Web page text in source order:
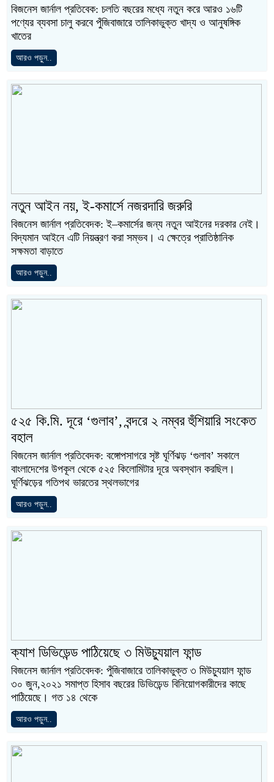
বিজনেস জার্নাল প্রতিবেক: চলতি বছরের মধ্যে নতুন করে আরও ১৬টি
পণ্যের ব্যবসা চালু করবে পুঁজিবাজারে তালিকাভুক্ত খাদ্য ও আনুষঙ্গিক
খাতের
আরও পড়ুন..
নতুন আইন নয়, ই-কমার্সে নজরদারি জরুরি
বিজনেস জার্নাল প্রতিবেদক: ই–কমার্সের জন্য নতুন আইনের দরকার নেই।
বিদ্যমান আইনে এটি নিয়ন্ত্রণ করা সম্ভব। এ ক্ষেত্রে প্রাতিষ্ঠানিক
সক্ষমতা বাড়াতে
আরও পড়ুন..
৫২৫ কি.মি. দূরে ‘গুলাব’, বন্দরে ২ নম্বর হুঁশিয়ারি সংকেত
বহাল
বিজনেস জার্নাল প্রতিবেদক: বঙ্গোপসাগরে সৃষ্ট ঘূর্ণিঝড় ‘গুলাব’ সকালে
বাংলাদেশের উপকূল থেকে ৫২৫ কিলোমিটার দূরে অবস্থান করছিল।
ঘূর্ণিঝড়ের গতিপথ ভারতের স্থলভাগের
আরও পড়ুন..
ক্যাশ ডিভিডেন্ড পাঠিয়েছে ৩ মিউচ্যুয়াল ফান্ড
বিজনেস জার্নাল প্রতিবেদক: পুঁজিবাজারে তালিকাভুক্ত ৩ মিউচ্যুয়াল ফান্ড
৩০ জুন,২০২১ সমাপ্ত হিসাব বছরের ডিভিডেন্ড বিনিয়োগকারীদের কাছে
পাঠিয়েছে। গত ১৪ থেকে
আরও পড়ুন..